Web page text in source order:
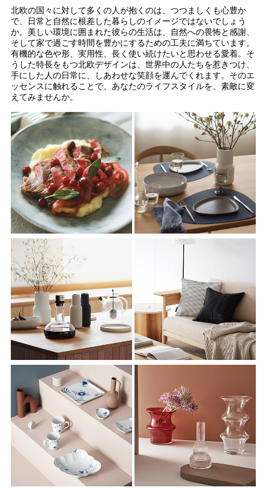
北欧の国々に対して多くの人が抱くのは、つつましくも心豊か
で、日常と自然に根差した暮らしのイメージではないでしょう
か。美しい環境に囲まれた彼らの生活は、自然への畏怖と感謝、
そして家で過ごす時間を豊かにするための工夫に満ちています。
有機的な色や形、実用性、長く使い続けたいと思わせる愛着。そ
うした特長をもつ北欧デザインは、世界中の人たちを惹きつけ、
手にした人の日常に、しあわせな笑顔を運んでくれます。そのエ
ッセンスに触れることで、あなたのライフスタイルを、素敵に変
えてみませんか。